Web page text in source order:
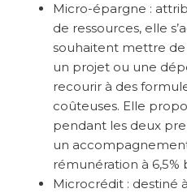
Micro-épargne :
de ressources, elle
souhaitent mettre
un projet ou une
recourir à des
coûteuses. Elle
pendant les deux
un
rémunération à 6,5%
Microcrédit : destiné